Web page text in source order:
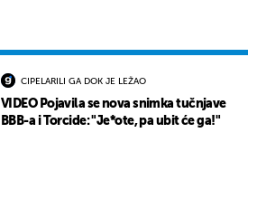
CIPELARILI GA DOK JE LEŽAO
VIDEO Pojavila se nova snimka tučnjave
BBB-a i Torcide: "Je*ote, pa ubit će ga!"